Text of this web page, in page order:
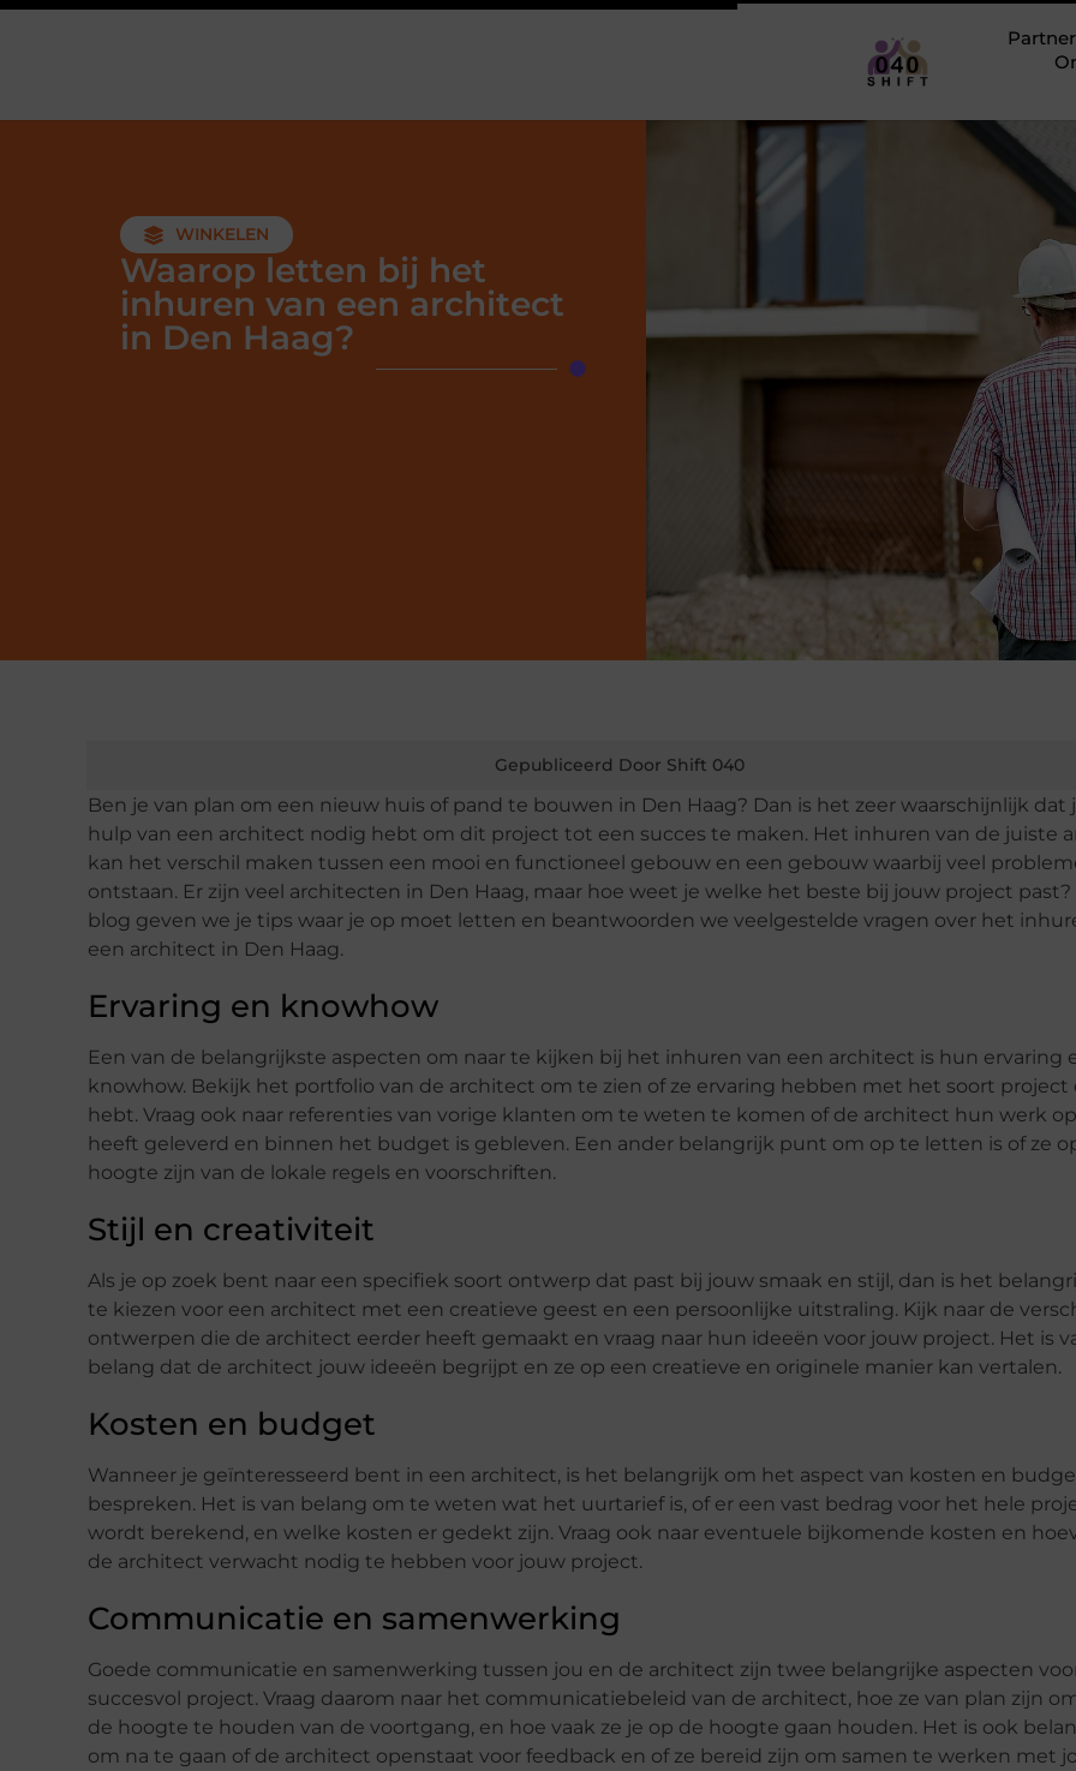
WINKELEN
Waarop letten bij het
inhuren van een architect
in Den Haag?
Gepubliceerd Door Shift 040
Ben je van plan om een nieuw huis of pand te bouwen in Den Haag? Dan is het zeer waarschijnlijk dat
hulp van een architect nodig hebt om dit project tot een succes te maken. Het inhuren van de juiste
kan het verschil maken tussen een mooi en functioneel gebouw en een gebouw waarbij veel
ontstaan. Er zijn veel architecten in Den Haag, maar hoe weet je welke het beste bij jouw project past?
blog geven we je tips waar je op moet letten en beantwoorden we veelgestelde vragen over het
een architect in Den Haag.
Ervaring en knowhow
Een van de belangrijkste aspecten om naar te kijken bij het inhuren van een architect is hun ervaring
knowhow. Bekijk het portfolio van de architect om te zien of ze ervaring hebben met het soort project
hebt. Vraag ook naar referenties van vorige klanten om te weten te komen of de architect hun werk
heeft geleverd en binnen het budget is gebleven. Een ander belangrijk punt om op te letten is of ze
hoogte zijn van de lokale regels en voorschriften.
Stijl en creativiteit
Als je op zoek bent naar een specifiek soort ontwerp dat past bij jouw smaak en stijl, dan is het
te kiezen voor een architect met een creatieve geest en een persoonlijke uitstraling. Kijk naar de
ontwerpen die de architect eerder heeft gemaakt en vraag naar hun ideeën voor jouw project. Het is
belang dat de architect jouw ideeën begrijpt en ze op een creatieve en originele manier kan vertalen.
Kosten en budget
Wanneer je geïnteresseerd bent in een architect, is het belangrijk om het aspect van kosten en
bespreken. Het is van belang om te weten wat het uurtarief is, of er een vast bedrag voor het hele
wordt berekend, en welke kosten er gedekt zijn. Vraag ook naar eventuele bijkomende kosten en
de architect verwacht nodig te hebben voor jouw project.
Communicatie en samenwerking
Goede communicatie en samenwerking tussen jou en de architect zijn twee belangrijke aspecten
succesvol project. Vraag daarom naar het communicatiebeleid van de architect, hoe ze van plan zijn
de hoogte te houden van de voortgang, en hoe vaak ze je op de hoogte gaan houden. Het is ook
om na te gaan of de architect openstaat voor feedback en of ze bereid zijn om samen te werken met